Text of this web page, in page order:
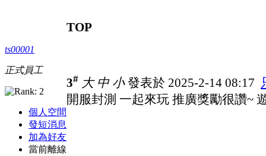
TOP
ts00001
正式員工
個人空間
發短消息
加為好友
當前離線
3# 大 中 小發表於 2025-2-14 08:17
開服封測 一起來玩 推廣獎勵很讚~